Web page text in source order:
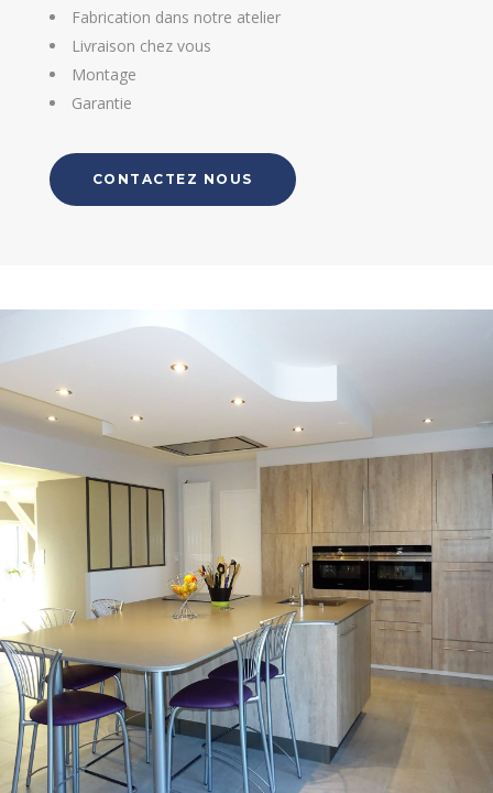
Fabrication dans notre atelier
Livraison chez vous
Montage
Garantie
CONTACTEZ NOUS